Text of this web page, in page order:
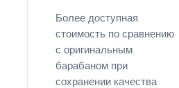
Более доступная
стоимость по сравнению
с оригинальным
барабаном при
сохранении качества